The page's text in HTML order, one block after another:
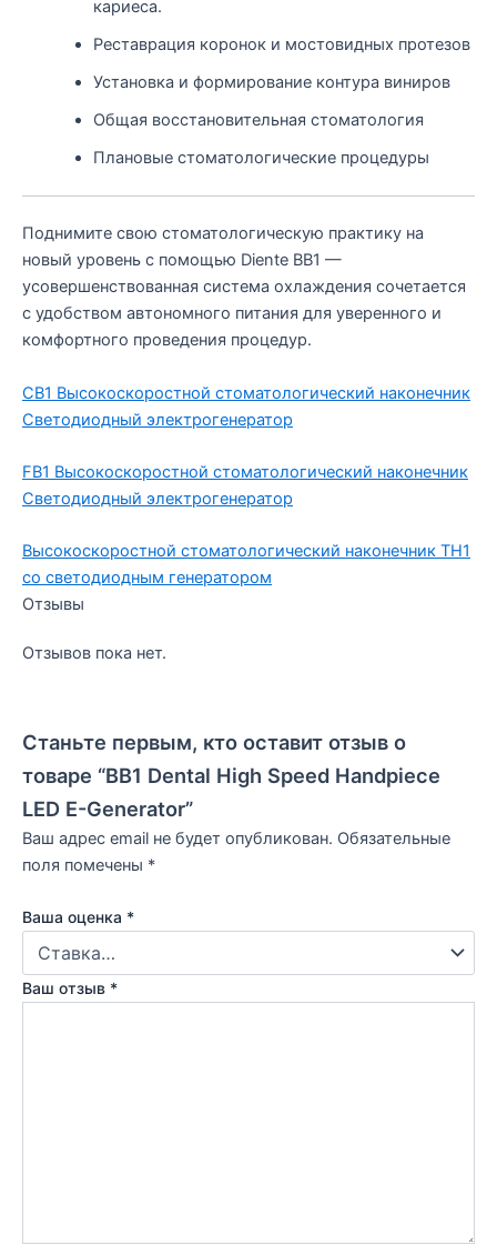
кариеса.
Реставрация коронок и мостовидных протезов
Установка и формирование контура виниров
Общая восстановительная стоматология
Плановые стоматологические процедуры
Поднимите свою стоматологическую практику на
новый уровень с помощью Diente BB1 —
усовершенствованная система охлаждения сочетается
с удобством автономного питания для уверенного и
комфортного проведения процедур.
CB1 Высокоскоростной стоматологический наконечник
Светодиодный электрогенератор
FB1 Высокоскоростной стоматологический наконечник
Светодиодный электрогенератор
Высокоскоростной стоматологический наконечник TH1
со светодиодным генератором
Отзывы
Отзывов пока нет.
Станьте первым, кто оставит отзыв о
товаре “BB1 Dental High Speed Handpiece
LED E-Generator”
Ваш адрес email не будет опубликован. Обязательные
поля помечены *
Ваша оценка *
Ваш отзыв *